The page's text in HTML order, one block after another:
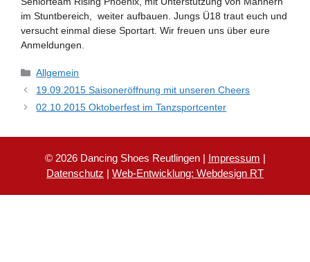
im Stuntbereich, weiter aufbauen. Jungs Ü18 traut euch und
versucht einmal diese Sportart. Wir freuen uns über eure
Anmeldungen.
Kategorien
Allgemein
19.09.2015 Saisoneröffnung mit unseren Cheers
02.10.2015 Oktoberfest im Tanzsportcenter
© 2026 Dancing Shoes Reutlingen | Impressum |
Datenschutz | Web-Entwicklung: Webdesign RT